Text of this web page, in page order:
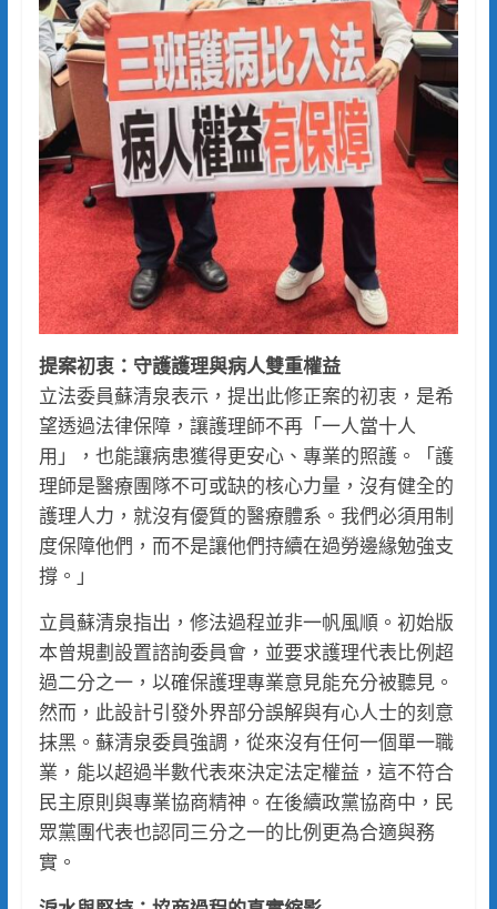
提案初衷：守護護理與病人雙重權益
立法委員蘇清泉表示，提出此修正案的初衷，是希
望透過法律保障，讓護理師不再「一人當十人
用」，也能讓病患獲得更安心、專業的照護。「護
理師是醫療團隊不可或缺的核心力量，沒有健全的
護理人力，就沒有優質的醫療體系。我們必須用制
度保障他們，而不是讓他們持續在過勞邊緣勉強支
撐。」
立員蘇清泉指出，修法過程並非一帆風順。初始版
本曾規劃設置諮詢委員會，並要求護理代表比例超
過二分之一，以確保護理專業意見能充分被聽見。
然而，此設計引發外界部分誤解與有心人士的刻意
抹黑。蘇清泉委員強調，從來沒有任何一個單一職
業，能以超過半數代表來決定法定權益，這不符合
民主原則與專業協商精神。在後續政黨協商中，民
眾黨團代表也認同三分之一的比例更為合適與務
實。